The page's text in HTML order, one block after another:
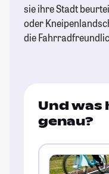
sie ihre Stadt
oder
die
Und was
genau?